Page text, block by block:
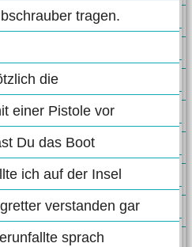
tragen.
die
einer Pistole vor
Du das Boot
ich auf der Insel
verstanden gar
sprach